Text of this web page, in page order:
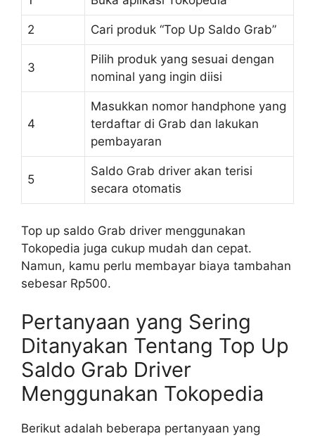
2 Cari produk “Top Up Saldo Grab”
3
Pilih produk yang sesuai dengan
nominal yang ingin diisi
4
Masukkan nomor handphone yang
terdaftar di Grab dan lakukan
pembayaran
5
Saldo Grab driver akan terisi
secara otomatis
Top up saldo Grab driver menggunakan
Tokopedia juga cukup mudah dan cepat.
Namun, kamu perlu membayar biaya tambahan
sebesar Rp500.
Pertanyaan yang Sering
Ditanyakan Tentang Top Up
Saldo Grab Driver
Menggunakan Tokopedia
Berikut adalah beberapa pertanyaan yang